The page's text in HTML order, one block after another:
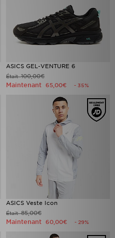
ASICS GEL-VENTURE 6
Était100,00€
Maintenant 65,00€ - 35%
ASICS Veste Icon
Était85,00€
Maintenant 60,00€ - 29%